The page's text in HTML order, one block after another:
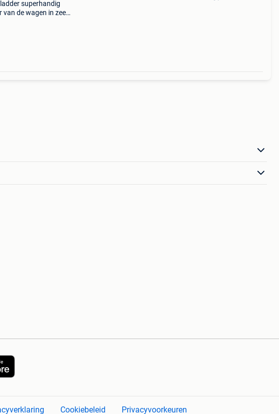
superhandig
van de wagen in zeer
Cookiebeleid Privacyvoorkeuren